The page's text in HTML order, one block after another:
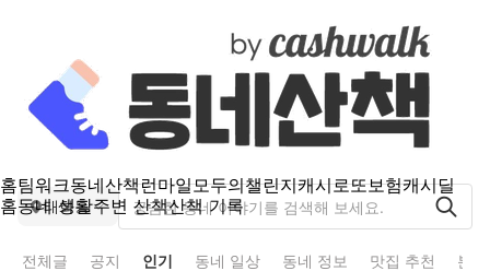
홈팀워크동네산책런마일모두의챌린지캐시로또보험캐시딜
홈동네 생활주변 산책산책 기록
태화동
전체글 공지 인기 동네 일상 동네 정보 맛집 추천 분